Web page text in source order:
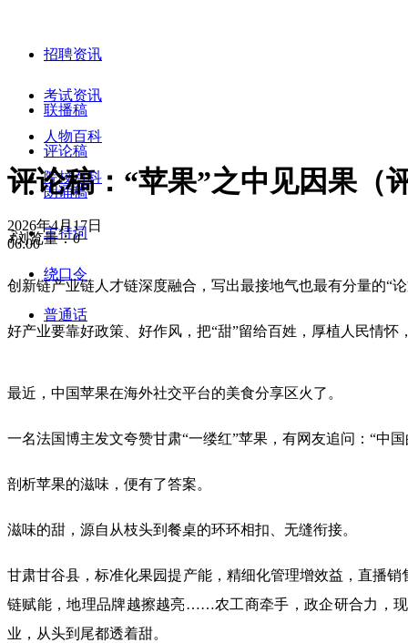
招聘资讯
考试资讯
人物百科
院校百科
联播稿
评论稿
朗诵稿
主持词
绕口令
普通话
评论稿：“苹果”之中见因果（
2026年4月17日
06:00
ꄑ浏览量：0
创新链产业链人才链深度融合，写出最接地气也最有分量的“
好产业要靠好政策、好作风，把“甜”留给百姓，厚植人民情怀
最近，中国苹果在海外社交平台的美食分享区火了。
一名法国博主发文夸赞甘肃“一缕红”苹果，有网友追问：“中
剖析苹果的滋味，便有了答案。
滋味的甜，源自从枝头到餐桌的环环相扣、无缝衔接。
甘肃甘谷县，标准化果园提产能，精细化管理增效益，直播销
链赋能，地理品牌越擦越亮……农工商牵手，政企研合力，
业，从头到尾都透着甜。